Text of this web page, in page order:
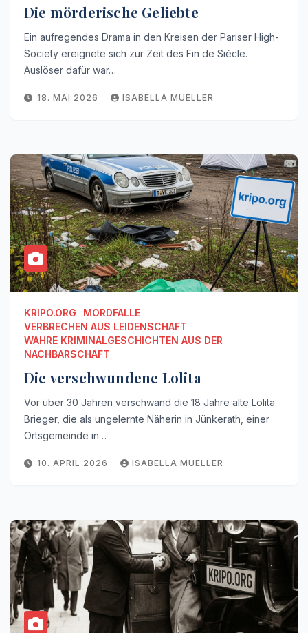
Die mörderische Geliebte
Ein aufregendes Drama in den Kreisen der Pariser High-
Society ereignete sich zur Zeit des Fin de Siécle.
Auslöser dafür war…
18. MAI 2026 ISABELLA MUELLER
KRIPO.ORG
MORDFÄLLE
VERBRECHEN AUS LEIDENSCHAFT
WAHRE KRIMINALGESCHICHTEN AUS DER
NACHBARSCHAFT
Die verschwundene Lolita
Vor über 30 Jahren verschwand die 18 Jahre alte Lolita
Brieger, die als ungelernte Näherin in Jünkerath, einer
Ortsgemeinde in…
10. APRIL 2026 ISABELLA MUELLER